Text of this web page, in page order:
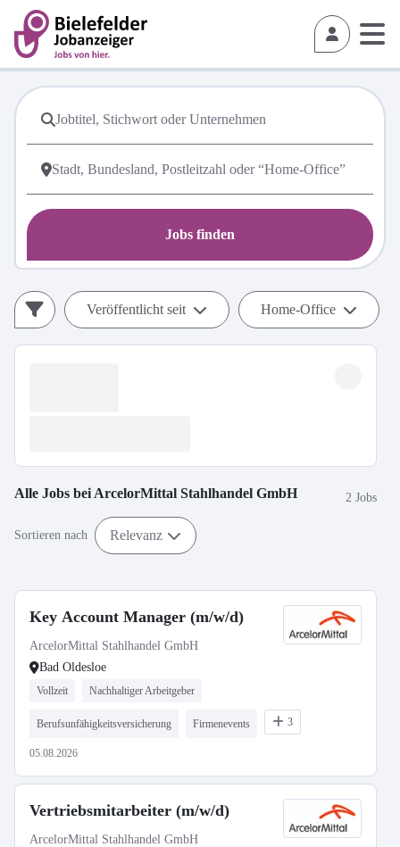
Jobs finden
Veröffentlicht seit Home-Office
Alle Jobs bei ArcelorMittal Stahlhandel GmbH 2 Jobs
Sortieren nach Relevanz
Key Account Manager (m/w/d)
ArcelorMittal Stahlhandel GmbH
Bad Oldesloe
Vollzeit Nachhaltiger Arbeitgeber
Berufsunfähigkeitsversicherung Firmenevents 3
05.08.2026
Vertriebsmitarbeiter (m/w/d)
ArcelorMittal Stahlhandel GmbH